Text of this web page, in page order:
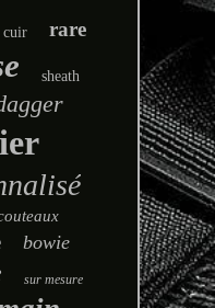
cuir rare
sheath
bowie
sur mesure